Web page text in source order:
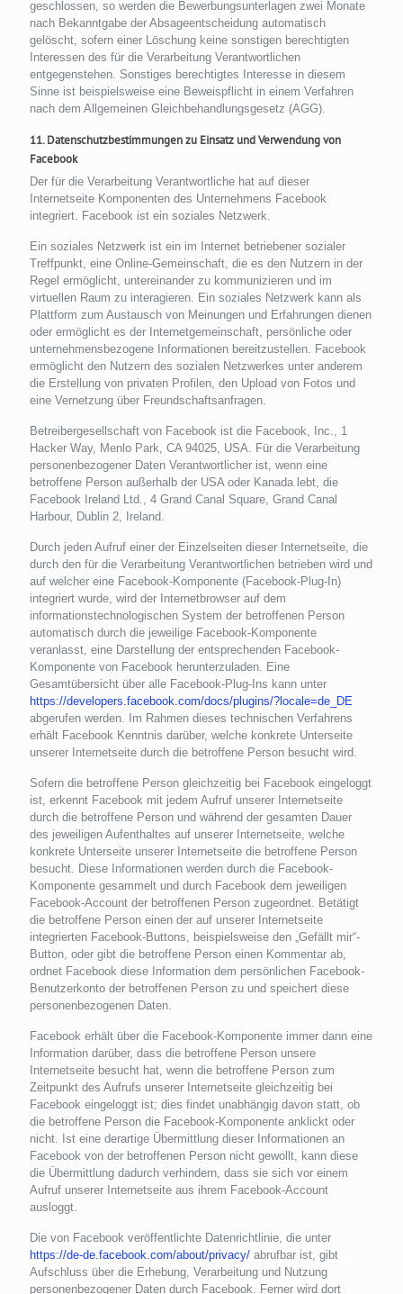
geschlossen, so werden die Bewerbungsunterlagen zwei Monate
nach Bekanntgabe der Absageentscheidung automatisch
gelöscht, sofern einer Löschung keine sonstigen berechtigten
Interessen des für die Verarbeitung Verantwortlichen
entgegenstehen. Sonstiges berechtigtes Interesse in diesem
Sinne ist beispielsweise eine Beweispflicht in einem Verfahren
nach dem Allgemeinen Gleichbehandlungsgesetz (AGG).
11. Datenschutzbestimmungen zu Einsatz und Verwendung von
Facebook
Der für die Verarbeitung Verantwortliche hat auf dieser
Internetseite Komponenten des Unternehmens Facebook
integriert. Facebook ist ein soziales Netzwerk.
Ein soziales Netzwerk ist ein im Internet betriebener sozialer
Treffpunkt, eine Online-Gemeinschaft, die es den Nutzern in der
Regel ermöglicht, untereinander zu kommunizieren und im
virtuellen Raum zu interagieren. Ein soziales Netzwerk kann als
Plattform zum Austausch von Meinungen und Erfahrungen dienen
oder ermöglicht es der Internetgemeinschaft, persönliche oder
unternehmensbezogene Informationen bereitzustellen. Facebook
ermöglicht den Nutzern des sozialen Netzwerkes unter anderem
die Erstellung von privaten Profilen, den Upload von Fotos und
eine Vernetzung über Freundschaftsanfragen.
Betreibergesellschaft von Facebook ist die Facebook, Inc., 1
Hacker Way, Menlo Park, CA 94025, USA. Für die Verarbeitung
personenbezogener Daten Verantwortlicher ist, wenn eine
betroffene Person außerhalb der USA oder Kanada lebt, die
Facebook Ireland Ltd., 4 Grand Canal Square, Grand Canal
Harbour, Dublin 2, Ireland.
Durch jeden Aufruf einer der Einzelseiten dieser Internetseite, die
durch den für die Verarbeitung Verantwortlichen betrieben wird und
auf welcher eine Facebook-Komponente (Facebook-Plug-In)
integriert wurde, wird der Internetbrowser auf dem
informationstechnologischen System der betroffenen Person
automatisch durch die jeweilige Facebook-Komponente
veranlasst, eine Darstellung der entsprechenden Facebook-
Komponente von Facebook herunterzuladen. Eine
Gesamtübersicht über alle Facebook-Plug-Ins kann unter
https://developers.facebook.com/docs/plugins/?locale=de_DE
abgerufen werden. Im Rahmen dieses technischen Verfahrens
erhält Facebook Kenntnis darüber, welche konkrete Unterseite
unserer Internetseite durch die betroffene Person besucht wird.
Sofern die betroffene Person gleichzeitig bei Facebook eingeloggt
ist, erkennt Facebook mit jedem Aufruf unserer Internetseite
durch die betroffene Person und während der gesamten Dauer
des jeweiligen Aufenthaltes auf unserer Internetseite, welche
konkrete Unterseite unserer Internetseite die betroffene Person
besucht. Diese Informationen werden durch die Facebook-
Komponente gesammelt und durch Facebook dem jeweiligen
Facebook-Account der betroffenen Person zugeordnet. Betätigt
die betroffene Person einen der auf unserer Internetseite
integrierten Facebook-Buttons, beispielsweise den „Gefällt mir“-
Button, oder gibt die betroffene Person einen Kommentar ab,
ordnet Facebook diese Information dem persönlichen Facebook-
Benutzerkonto der betroffenen Person zu und speichert diese
personenbezogenen Daten.
Facebook erhält über die Facebook-Komponente immer dann eine
Information darüber, dass die betroffene Person unsere
Internetseite besucht hat, wenn die betroffene Person zum
Zeitpunkt des Aufrufs unserer Internetseite gleichzeitig bei
Facebook eingeloggt ist; dies findet unabhängig davon statt, ob
die betroffene Person die Facebook-Komponente anklickt oder
nicht. Ist eine derartige Übermittlung dieser Informationen an
Facebook von der betroffenen Person nicht gewollt, kann diese
die Übermittlung dadurch verhindern, dass sie sich vor einem
Aufruf unserer Internetseite aus ihrem Facebook-Account
ausloggt.
Die von Facebook veröffentlichte Datenrichtlinie, die unter
https://de-de.facebook.com/about/privacy/ abrufbar ist, gibt
Aufschluss über die Erhebung, Verarbeitung und Nutzung
personenbezogener Daten durch Facebook. Ferner wird dort